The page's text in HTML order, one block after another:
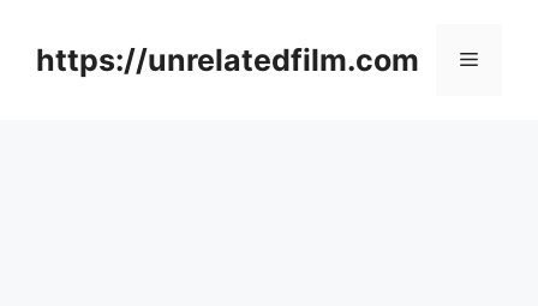
contenthttps://unrelatedfilm.com Menu